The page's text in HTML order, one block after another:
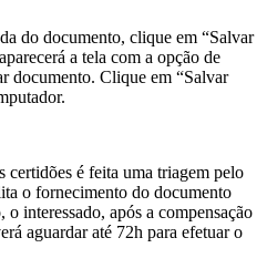
do documento, clique em “Salvar
a tela com a opção de
documento. Clique em “Salvar
certidões é feita uma triagem pelo
o fornecimento do documento
interessado, após a compensação
aguardar até 72h para efetuar o